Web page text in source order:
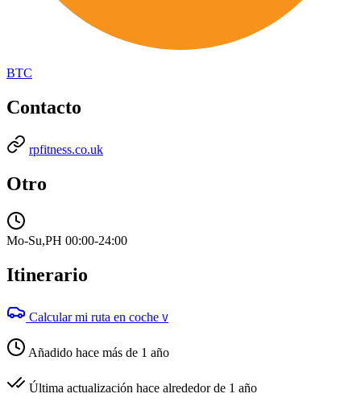
BTC
Contacto
rpfitness.co.uk
Otro
Mo-Su,PH 00:00-24:00
Itinerario
Calcular mi ruta en coche V
Añadido hace más de 1 año
Última actualización hace alrededor de 1 año